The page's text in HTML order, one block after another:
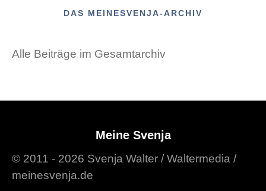
DAS MEINESVENJA-ARCHIV
Alle Beiträge im Gesamtarchiv
Meine Svenja
© 2011 - 2026 Svenja Walter / Waltermedia /
meinesvenja.de